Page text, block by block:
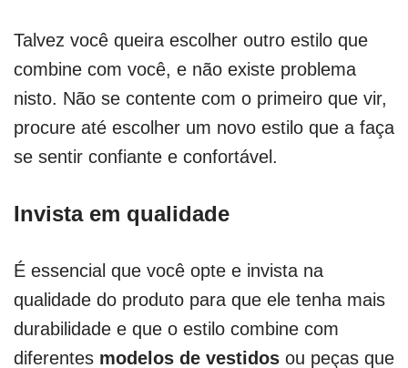
Talvez você queira escolher outro estilo que
combine com você, e não existe problema
nisto. Não se contente com o primeiro que vir,
procure até escolher um novo estilo que a faça
se sentir confiante e confortável.
Invista em qualidade
É essencial que você opte e invista na
qualidade do produto para que ele tenha mais
durabilidade e que o estilo combine com
diferentes modelos de vestidos ou peças que